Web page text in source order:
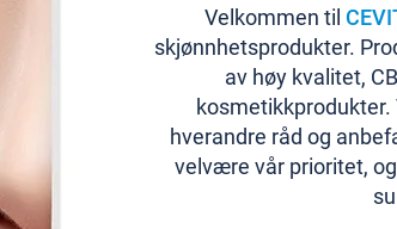
Velkommen til
skjønnhetsprodukter.
av høy kvalitet,
hverandre råd og
velvære vår prioritet,